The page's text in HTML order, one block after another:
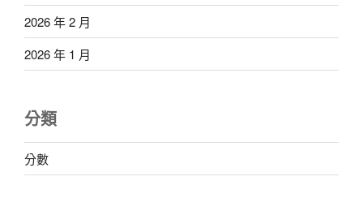
2026 年 2 月
2026 年 1 月
分類
分數